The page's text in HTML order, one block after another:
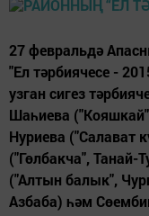
27 февральдә
"Ел тәрбиячесе -
узган сигез
Шаһиева
Нуриева ("Салават
("Гөлбакча", Танай-
("Алтын балык",
Азбаба) һәм